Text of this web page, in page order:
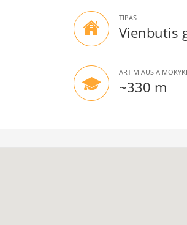
TIPAS
Vienbutis
ARTIMIAUSIA
~330 m